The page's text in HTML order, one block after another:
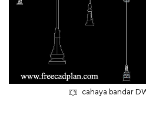
cahaya bandar